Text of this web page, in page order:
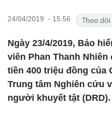
24/04/2019 - 15:56
Ngày 23/4/2019, Bảo
viên Phan Thanh
tiền 400 triệu đồng của
Trung tâm Nghiên cứu
người khuyết tật (DRD).